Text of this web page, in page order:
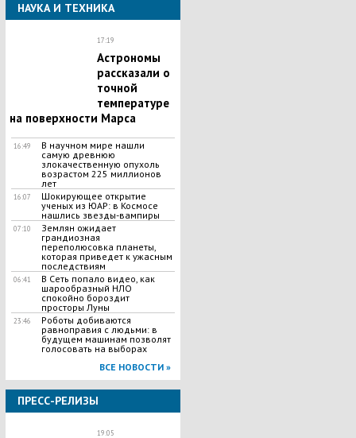
НАУКА И ТЕХНИКА
17:19
Астрономы
рассказали о
точной
температуре
на поверхности Марса
16:49
В научном мире нашли
самую древнюю
злокачественную опухоль
возрастом 225 миллионов
лет
16:07
Шокирующее открытие
ученых из ЮАР: в Космосе
нашлись звезды-вампиры
07:10
Землян ожидает
грандиозная
переполюсовка планеты,
которая приведет к ужасным
последствиям
06:41
В Сеть попало видео, как
шарообразный НЛО
спокойно бороздит
просторы Луны
23:46
Роботы добиваются
равноправия с людьми: в
будущем машинам позволят
голосовать на выборах
ВСЕ НОВОСТИ »
ПРЕСС-РЕЛИЗЫ
19:05